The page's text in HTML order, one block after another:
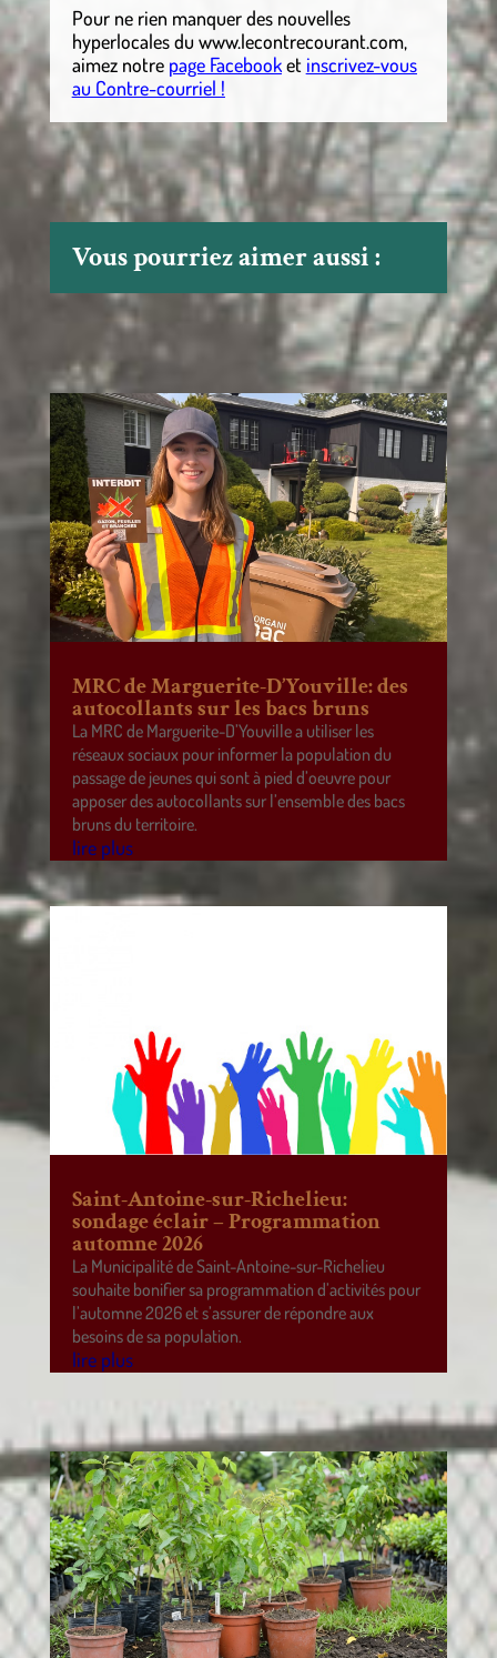
Pour ne rien manquer des nouvelles
hyperlocalesdu www.lecontrecourant.com,
aimez notre page Facebooket inscrivez-vous
au Contre-courriel !
Vous pourriez aimer aussi :
MRC de Marguerite-D’Youville: des
autocollants sur les bacs bruns
La MRC de Marguerite-D’Youville a utiliser les
réseaux sociaux pour informer la population du
passage de jeunes qui sont à pied d’oeuvre pour
apposer des autocollants sur l’ensemble des bacs
bruns du territoire.
lire plus
Saint-Antoine-sur-Richelieu:
sondage éclair – Programmation
automne 2026
La Municipalité de Saint-Antoine-sur-Richelieu
souhaite bonifier sa programmation d’activités pour
l’automne 2026 et s’assurer de répondre aux
besoins de sa population.
lire plus